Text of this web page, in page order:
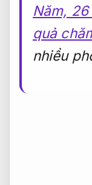
Năm,
quả
nhiều